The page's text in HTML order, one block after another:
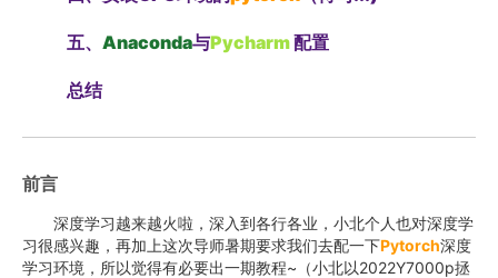
五、 Anaconda与Pycharm配置
总结
前言
深度学习越来越火啦，深入到各行各业，小北个人也对深度学
习很感兴趣，再加上这次导师暑期要求我们去配一下Pytorch深度
学习环境，所以觉得有必要出一期教程~（小北以2022Y7000p拯